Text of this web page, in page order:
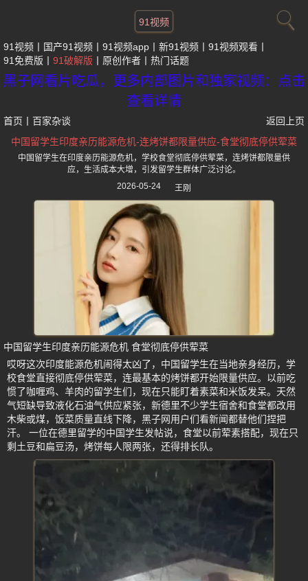
91视频
91视频 国产91视频 91视频app 新91视频
91视频观看
91免费版
91破解版 原创作者 热门话题
黑子网看片吃瓜，更多内部图片和独家视频：点击
查看详情
首页 百家杂谈
返回上页
中国留学生印度亲历能源危机-连烤饼都限量供应-食堂彻底停供荤菜
中国留学生在印度亲历能源危机，学校食堂彻底停供荤菜，连烤饼都限量供
应，生活成本大增，引发留学生群体广泛讨论。
2026-05-24
王刚
中国留学生印度亲历能源危机 食堂彻底停供荤菜
哎呀这次印度能源危机闹得太凶了，中国留学生在当地亲身经历，学
校食堂直接彻底停供荤菜，连最基本的烤饼都开始限量供应。以前吃
惯了咖喱鸡、羊肉的留学生们，现在只能盯着素菜和米饭发呆。天然
气短缺导致液化石油气供应紧张，新德里不少学生宿舍和食堂都改用
木柴或煤，饭菜质量直线下降，黑子网用户们看新闻都替他们捏把
汗。 一位在德里留学的中国学生发帖说，食堂以前荤素搭配，现在只
剩土豆和扁豆汤，烤饼每人限两张，还得排长队。